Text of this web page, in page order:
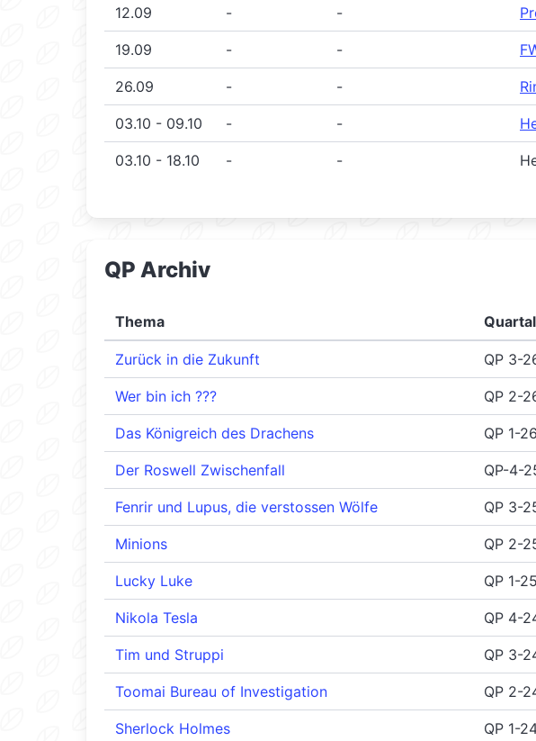
12.09 - -
19.09 - -
26.09 - -
03.10 - 09.10 - -
03.10 - 18.10 - -
QP Archiv
Thema Quartal
Zurück in die Zukunft QP 3-
Wer bin ich ??? QP 2-
Das Königreich des Drachens QP 1-26
Der Roswell Zwischenfall QP-4-
Fenrir und Lupus, die verstossen Wölfe QP 3-
Minions QP 2-
Lucky Luke QP 1-25
Nikola Tesla QP 4-
Tim und Struppi QP 3-
Toomai Bureau of Investigation QP 2-
Sherlock Holmes QP 1-